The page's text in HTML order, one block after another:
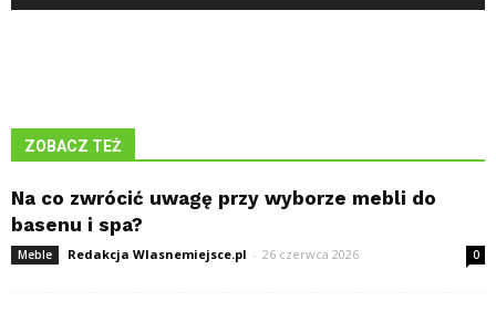
ZOBACZ TEŻ
Na co zwrócić uwagę przy wyborze mebli do
basenu i spa?
Meble Redakcja Wlasnemiejsce.pl - 26 czerwca 2026 0